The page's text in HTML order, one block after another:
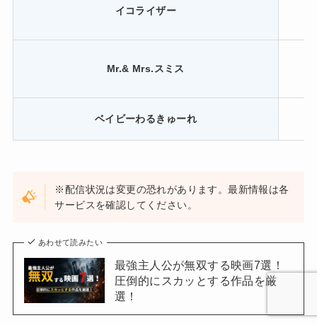
イコライザー
Mr.& Mrs.スミス
ベイビーわるきゅーれ
※配信状況は変更の恐れがあります。最新情報は各
サービスを確認してください。
あわせて読みたい
最強主人公が無双する映画7選！
圧倒的にスカッとする作品を厳
選！